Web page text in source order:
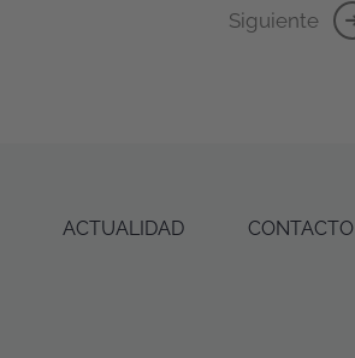
Siguiente
ACTUALIDAD CONTACTO